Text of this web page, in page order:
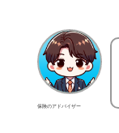
保険のアドバイザー